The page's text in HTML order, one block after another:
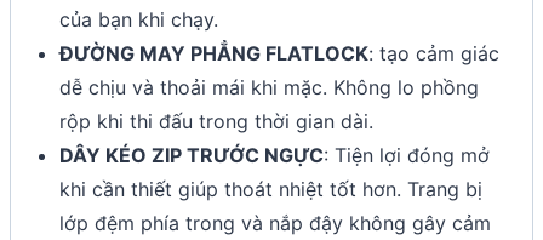
của bạn khi chạy.
ĐƯỜNG MAY PHẲNG FLATLOCK: tạo cảm giác
dễ chịu và thoải mái khi mặc. Không lo phồng
rộp khi thi đấu trong thời gian dài.
DÂY KÉO ZIP TRƯỚC NGỰC: Tiện lợi đóng mở
khi cần thiết giúp thoát nhiệt tốt hơn. Trang bị
lớp đệm phía trong và nắp đậy không gây cảm